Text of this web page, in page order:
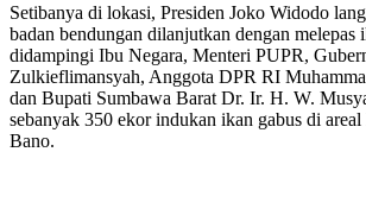
Setibanya di lokasi, Presiden Joko Widodo
badan bendungan dilanjutkan dengan melepas
didampingi Ibu Negara, Menteri PUPR,
Zulkieflimansyah, Anggota DPR RI
dan Bupati Sumbawa Barat Dr. Ir. H. W.
sebanyak 350 ekor indukan ikan gabus di
Bano.